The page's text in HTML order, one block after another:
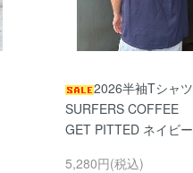
2026半袖Tシャツ
SURFERS COFFEE
GET PITTED ネイビー
5,280円(税込)